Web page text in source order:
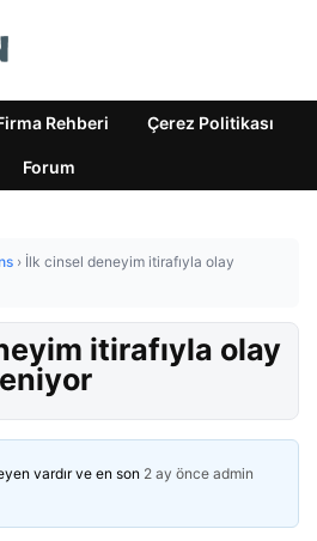
Rehberi Çerez Politikası
Forum
› İlk cinsel deneyim itirafıyla olay
itirafıyla olay
vardır ve en son 2 ay önce admin